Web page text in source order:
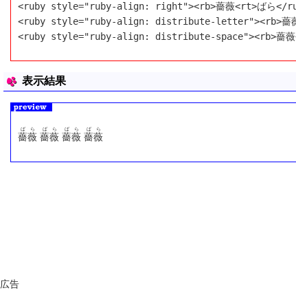
<ruby style="ruby-align: right"><rb>薔薇<rt>ばら</
<ruby style="ruby-align: distribute-letter"><rb>薔
<ruby style="ruby-align: distribute-space"><rb>薔薇
表示結果
薔薇
ばら
薔薇
ばら
薔薇
ばら
薔薇
ばら
広告